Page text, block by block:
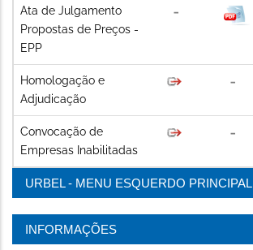
Ata de Julgamento
Propostas de Preços -
EPP
Homologação e
Adjudicação
Convocação de
Empresas Inabilitadas
URBEL - MENU ESQUERDO PRINCIPAL
INFORMAÇÕES